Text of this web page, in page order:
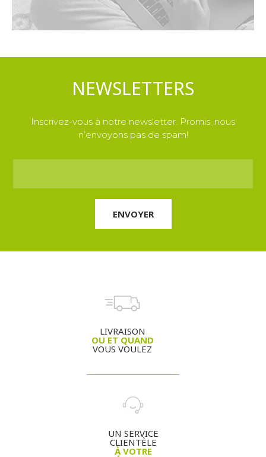
NEWSLETTERS
Inscrivez-vous à notre newsletter. Promis, nous
n’envoyons pas de spam!
LIVRAISON
OU ET QUAND
VOUS VOULEZ
UN SERVICE
CLIENTÈLE
À VOTRE